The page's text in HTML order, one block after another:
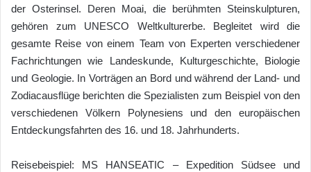
der Osterinsel. Deren Moai, die berühmten Steinskulpturen,
gehören zum UNESCO Weltkulturerbe. Begleitet wird die
gesamte Reise von einem Team von Experten verschiedener
Fachrichtungen wie Landeskunde, Kulturgeschichte, Biologie
und Geologie. In Vorträgen an Bord und während der Land- und
Zodiacausflüge berichten die Spezialisten zum Beispiel von den
verschiedenen Völkern Polynesiens und den europäischen
Entdeckungsfahrten des 16. und 18. Jahrhunderts.
Reisebeispiel: MS HANSEATIC – Expedition Südsee und